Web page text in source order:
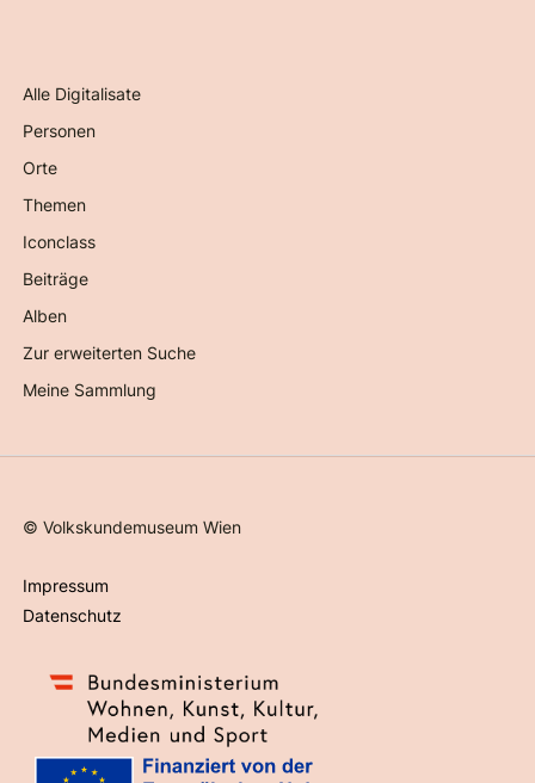
Alle Digitalisate
Personen
Orte
Themen
Iconclass
Beiträge
Alben
Zur erweiterten Suche
Meine Sammlung
©Volkskundemuseum Wien
Impressum
Datenschutz